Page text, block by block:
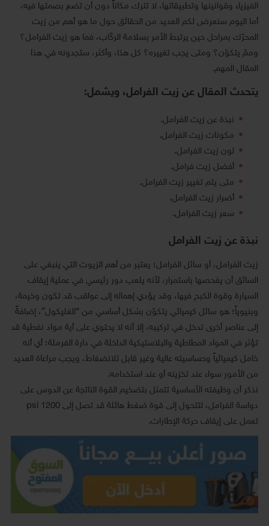
الفيزياء وقوانينها وتطبيقاتها، لا تترك مكاناً دون أن تضع بصمتها فيه،
أما اليوم سنعرض لكم العديد من الحقائق حول ما هو أهم من زيت
المحرّك بمراحل حين يرتبط الأمر بسلامة الركّاب، فما هو زيت الفرامل؟
وممّ يتكوّن؟ ومتى يجب تغييره؟ كل هذا، وأكثر، ستجدونه في هذا
المقال المهم.
يتحدث المقال عن زيت الفرامل، ويشمل:
نبذة عن زيت الفرامل.
مكونات زيت الفرامل.
لون زيت الفرامل.
أفضل زيت فرامل.
متى يتم تغيير زيت الفرامل.
أضرار زيت الفرامل.
سعر زيت الفرامل.
نبذة عن زيت الفرامل
زيت الفرامل، أو سائل الفرامل؛ يعتبر من أهم الزيوت التي ينبغي على
السائق أن يفحصها باستمرار، لأنه يلعب دور رئيسي في عملية إيقاف
السيارة وقوة الكبح فيها، وقد يؤدي إهماله إلى عواقب قد تكون وخيمة،
وبنيوياً؛ هو سائل كيميائي يتكوّن بشكل أساسي من “الغليكول”، إضافةً
إلى عناصر أخرى تدخل في تركيبه، إلا أنه لا يحتوي على أية مواد نفطية قد
تؤثر في المواد المطاطية والبلاستيكية الداخلة في دارة الفرملة؛ أي أنه
خامل كيميائياً وحساسيته عالية وغير قابل للانضغاط، ويجب مراعاة العديد
من الأمور سواء عند تخزينه أو عند استخدامه.
نذكر أن وظيفته الأساسية تتمثل بتضخيم القوة الناتجة عن الدوس على
دواسة الفرامل، لتتحول إلى قوة ضغط هائلة قد تصل إلى 1200 psi
تعمل على إيقاف حركة الإطارات.